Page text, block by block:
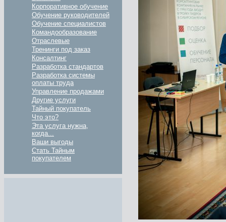
Корпоративное обучение
Обучение руководителей
Обучение специалистов
Командообразование
Отраслевые
Тренинги под заказ
Консалтинг
Разработка стандартов
Разработка системы
оплаты труда
Управление продажами
Другие услуги
Тайный покупатель
Что это?
Эта услуга нужна,
когда...
Ваши выгоды
Стать Тайным
покупателем